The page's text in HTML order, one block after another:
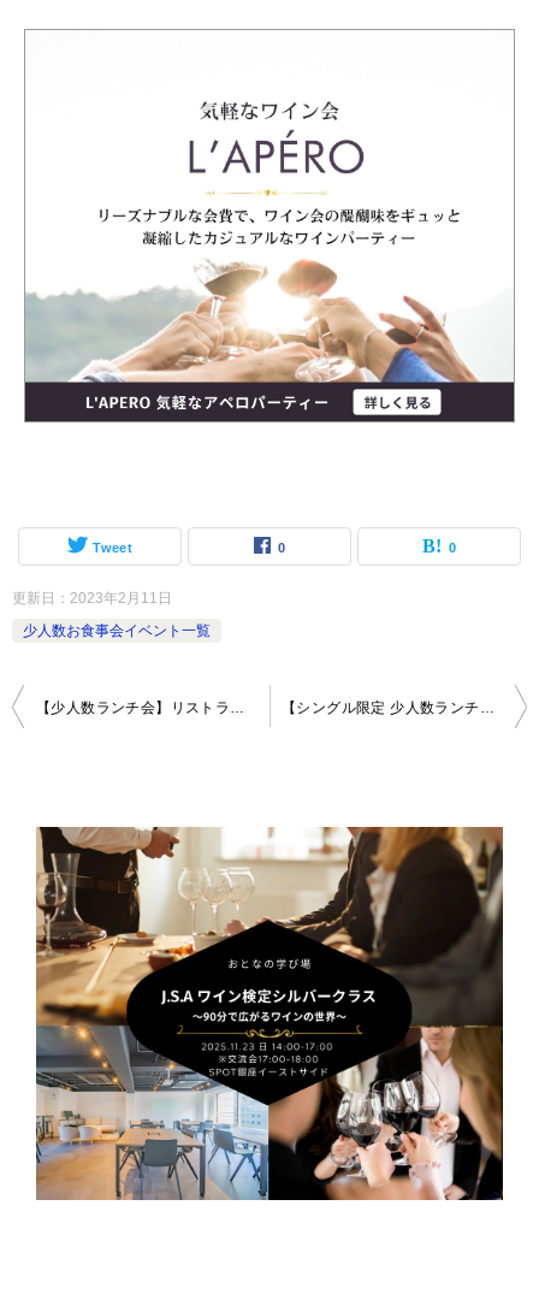
Tweet 0 0
更新日： 2023年2月11日
少人数お食事会イベント一覧
投